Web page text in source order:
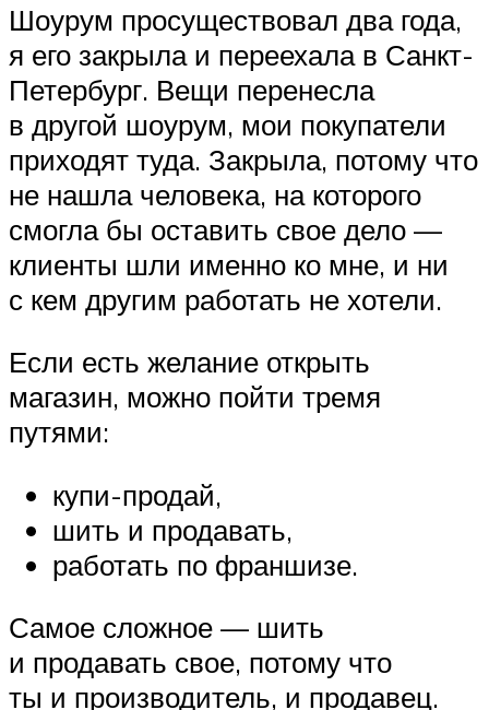
Шоурум просуществовал два года,
я его закрыла и переехала в Санкт-
Петербург. Вещи перенесла
в другой шоурум, мои покупатели
приходят туда. Закрыла, потому что
не нашла человека, на которого
смогла бы оставить свое дело —
клиенты шли именно ко мне, и ни
с кем другим работать не хотели.
Если есть желание открыть
магазин, можно пойти тремя
путями:
купи-продай,
шить и продавать,
работать по франшизе.
Самое сложное — шить
и продавать свое, потому что
ты и производитель, и продавец.